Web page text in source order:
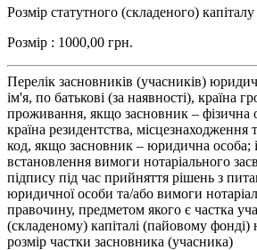
Розмір статутного (складеного)
Розмір : 1000,00 грн.
Перелік засновників (учасників)
ім'я, по батькові (за наявності), країна
проживання, якщо засновник – фізична
країна резидентства, місцезнаходження
код, якщо засновник – юридична особа;
встановлення вимоги нотаріального
підпису під час прийняття рішень з
юридичної особи та/або вимоги
правочину, предметом якого є частка
(складеному) капіталі (пайовому
розмір частки засновника (учасника)